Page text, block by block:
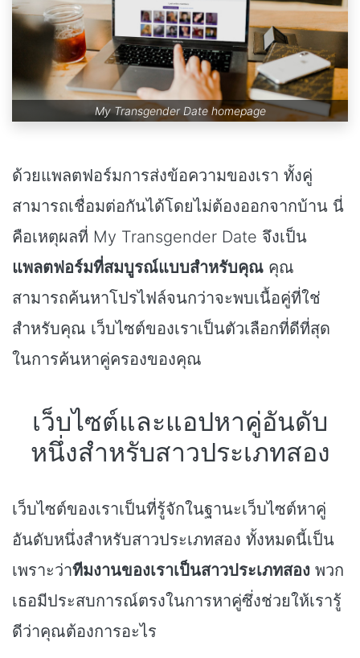
My Transgender Date homepage
ด้วยแพลตฟอร์มการส่งข้อความของเรา ทั้งคู่
สามารถเชื่อมต่อกันได้โดยไม่ต้องออกจากบ้าน นี่
คือเหตุผลที่ My Transgender Date จึงเป็น
แพลตฟอร์มที่สมบูรณ์แบบสำหรับคุณ คุณ
สามารถค้นหาโปรไฟล์จนกว่าจะพบเนื้อคู่ที่ใช่
สำหรับคุณ เว็บไซต์ของเราเป็นตัวเลือกที่ดีที่สุด
ในการค้นหาคู่ครองของคุณ
เว็บไซต์และแอปหาคู่อันดับ
หนึ่งสำหรับสาวประเภทสอง
เว็บไซต์ของเราเป็นที่รู้จักในฐานะเว็บไซต์หาคู่
อันดับหนึ่งสำหรับสาวประเภทสอง ทั้งหมดนี้เป็น
เพราะว่าทีมงานของเราเป็นสาวประเภทสอง พวก
เธอมีประสบการณ์ตรงในการหาคู่ซึ่งช่วยให้เรารู้
ดีว่าคุณต้องการอะไร